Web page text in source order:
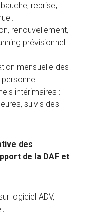
reprise,
renouvellement,
prévisionnel
mensuelle des
intérimaires :
suivis des
des
de la DAF et
logiciel ADV,